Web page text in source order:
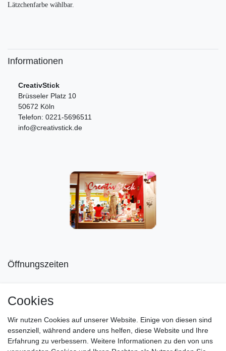
Lätzchenfarbe wählbar.
Informationen
CreativStick
Brüsseler Platz 10
50672 Köln
Telefon: 0221-5696511
info@creativstick.de
Öffnungszeiten
Di-Fr von 10.00 - 18.30 Uhr
Sa von 11.00 - 16.00 Uhr
Besuchen Sie unsere Verkaufsräume, dort beraten wir Sie
Cookies
Wir nutzen Cookies auf unserer Website. Einige von diesen sind
essenziell, während andere uns helfen, diese Website und Ihre
Erfahrung zu verbessern. Weitere Informationen zu den von uns